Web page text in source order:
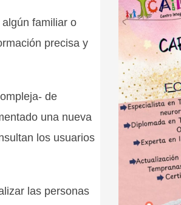
familiar o
precisa y
de
una nueva
los usuarios
las personas